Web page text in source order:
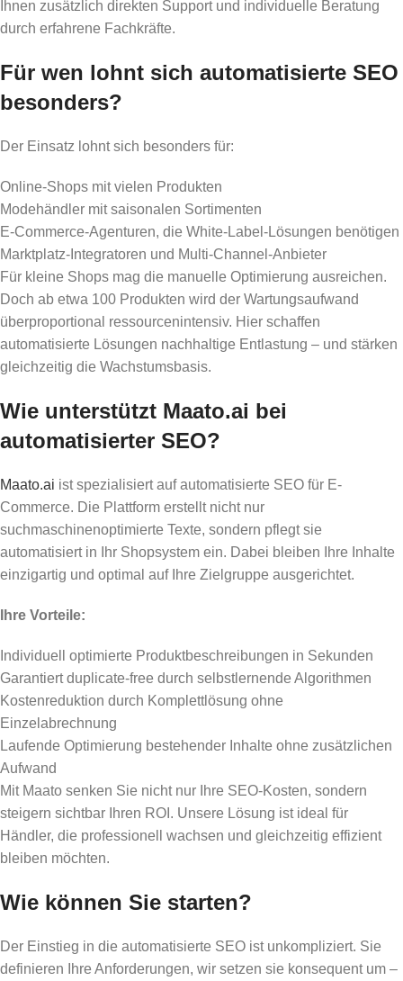
Ihnen zusätzlich direkten Support und individuelle Beratung
durch erfahrene Fachkräfte.
Für wen lohnt sich automatisierte SEO
besonders?
Der Einsatz lohnt sich besonders für:
Online-Shops mit vielen Produkten
Modehändler mit saisonalen Sortimenten
E-Commerce-Agenturen, die White-Label-Lösungen benötigen
Marktplatz-Integratoren und Multi-Channel-Anbieter
Für kleine Shops mag die manuelle Optimierung ausreichen.
Doch ab etwa 100 Produkten wird der Wartungsaufwand
überproportional ressourcenintensiv. Hier schaffen
automatisierte Lösungen nachhaltige Entlastung – und stärken
gleichzeitig die Wachstumsbasis.
Wie unterstützt Maato.ai bei
automatisierter SEO?
Maato.ai ist spezialisiert auf automatisierte SEO für E-
Commerce. Die Plattform erstellt nicht nur
suchmaschinenoptimierte Texte, sondern pflegt sie
automatisiert in Ihr Shopsystem ein. Dabei bleiben Ihre Inhalte
einzigartig und optimal auf Ihre Zielgruppe ausgerichtet.
Ihre Vorteile:
Individuell optimierte Produktbeschreibungen in Sekunden
Garantiert duplicate-free durch selbstlernende Algorithmen
Kostenreduktion durch Komplettlösung ohne
Einzelabrechnung
Laufende Optimierung bestehender Inhalte ohne zusätzlichen
Aufwand
Mit Maato senken Sie nicht nur Ihre SEO-Kosten, sondern
steigern sichtbar Ihren ROI. Unsere Lösung ist ideal für
Händler, die professionell wachsen und gleichzeitig effizient
bleiben möchten.
Wie können Sie starten?
Der Einstieg in die automatisierte SEO ist unkompliziert. Sie
definieren Ihre Anforderungen, wir setzen sie konsequent um –